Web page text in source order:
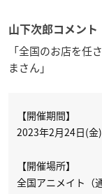
山下次郎コメント
「全国のお店を任
まさん」
【開催期間】
2023年2月24日(金
【開催場所】
全国アニメイト（